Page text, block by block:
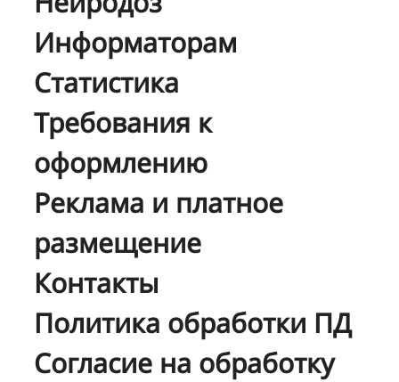
Информаторам
Статистика
Требования к
оформлению
Реклама и платное
размещение
Контакты
Политика обработки ПД
Согласие на обработку